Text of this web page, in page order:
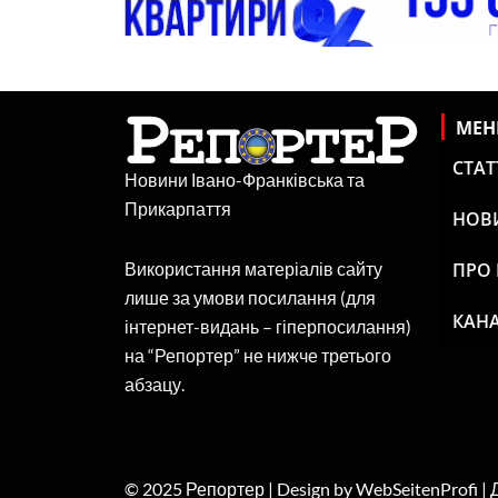
Новини Івано-Франківська та
Прикарпаття
Використання матеріалів сайту
лише за умови посилання (для
інтернет-видань – гіперпосилання)
на “Репортер” не нижче третього
абзацу.
ПРО
© 2025 Репортер | Design by WebSeitenProfi |